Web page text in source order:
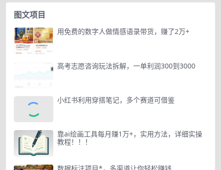
图文项目
用免费的数字人做情感语录带货，赚了2万+
高考志愿咨询玩法拆解，一单利润300到3000
小红书利用穿搭笔记，多个赛道可借鉴
靠ai绘画工具每月赚1万+，实用方法，详细实操
教程！！！
数据标注项目*，多渠道让你轻松赚钱